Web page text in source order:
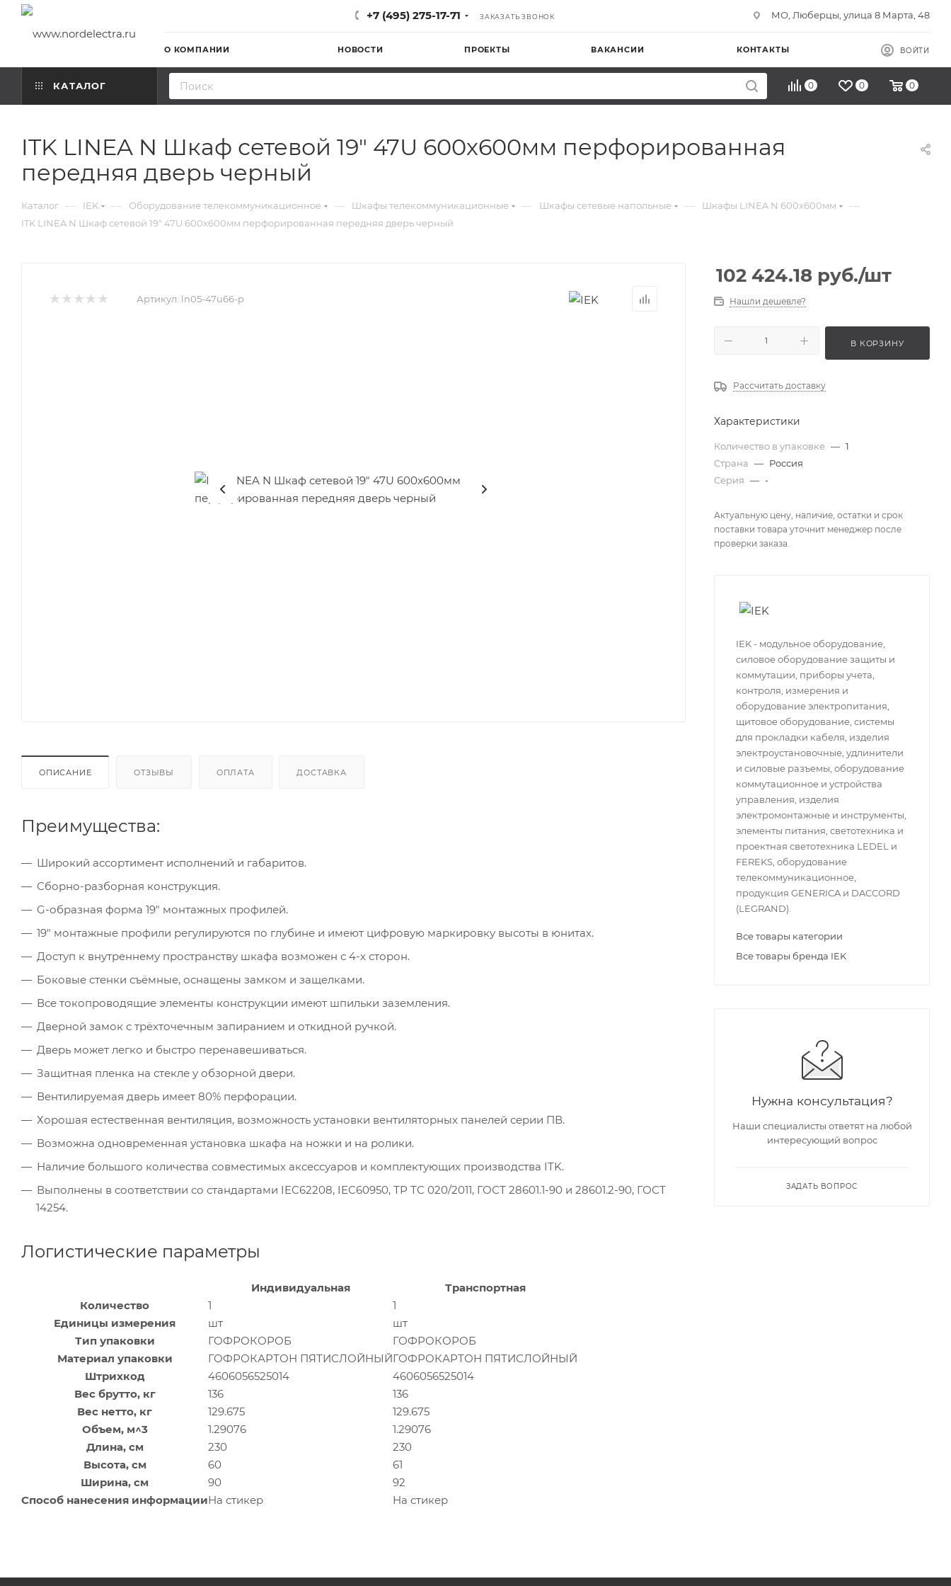
+7 (495) 275-17-71 ЗАКАЗАТЬ ЗВОНОК МО, Люберцы, улица 8 Марта, 48
О КОМПАНИИ НОВОСТИ ПРОЕКТЫ ВАКАНСИИ КОНТАКТЫ ВОЙТИ
КАТАЛОГ 0 0 0
ITK LINEA N Шкаф сетевой 19" 47U 600х600мм перфорированная
передняя дверь черный
Каталог — IEK — Оборудование телекоммуникационное — Шкафы телекоммуникационные — Шкафы сетевые напольные — Шкафы LINEA N 600х600мм —
ITK LINEA N Шкаф сетевой 19" 47U 600х600мм перфорированная передняя дверь черный
Артикул: ln05-47u66-p
ОПИСАНИЕ ОТЗЫВЫ ОПЛАТА ДОСТАВКА
Преимущества:
Широкий ассортимент исполнений и габаритов.
Сборно-разборная конструкция.
G-образная форма 19" монтажных профилей.
19" монтажные профили регулируются по глубине и имеют цифровую маркировку высоты в юнитах.
Доступ к внутреннему пространству шкафа возможен с 4-х сторон.
Боковые стенки съёмные, оснащены замком и защелками.
Все токопроводящие элементы конструкции имеют шпильки заземления.
Дверной замок с трёхточечным запиранием и откидной ручкой.
Дверь может легко и быстро перенавешиваться.
Защитная пленка на стекле у обзорной двери.
Вентилируемая дверь имеет 80% перфорации.
Хорошая естественная вентиляция, возможность установки вентиляторных панелей серии ПВ.
Возможна одновременная установка шкафа на ножки и на ролики.
Наличие большого количества совместимых аксессуаров и комплектующих производства ITK.
Выполнены в соответствии со стандартами IEC62208, IEC60950, ТР ТС 020/2011, ГОСТ 28601.1-90 и 28601.2-90, ГОСТ
14254.
Логистические параметры
Индивидуальная
Транспортная
Количество
1
1
Единицы измерения
шт
шт
Тип упаковки
ГОФРОКОРОБ
ГОФРОКОРОБ
Материал упаковки
ГОФРОКАРТОН ПЯТИСЛОЙНЫЙГОФРОКАРТОН ПЯТИСЛОЙНЫЙ
Штрихкод
4606056525014
4606056525014
Вес брутто, кг
136
136
Вес нетто, кг
129.675
129.675
Объем, м^3
1.29076
1.29076
Длина, см
230
230
Высота, см
60
61
Ширина, см
90
92
Способ нанесения информацииНа стикер На стикер
102 424.18 руб./шт
Нашли дешевле?
В КОРЗИНУ
Рассчитать доставку
Характеристики
Количество в упаковке — 1
Страна — Россия
Серия — -
Актуальную цену, наличие, остатки и срок
поставки товара уточнит менеджер после
проверки заказа.
IEK - модульное оборудование,
силовое оборудование защиты и
коммутации, приборы учета,
контроля, измерения и
оборудование электропитания,
щитовое оборудование, системы
для прокладки кабеля, изделия
электроустановочные, удлинители
и силовые разъемы, оборудование
коммутационное и устройства
управления, изделия
электромонтажные и инструменты,
элементы питания, светотехника и
проектная светотехника LEDEL и
FEREKS, оборудование
телекоммуникационное,
продукция GENERICA и DACCORD
(LEGRAND).
Все товары категории
Все товары бренда IEK
Нужна консультация?
Наши специалисты ответят на любой
интересующий вопрос
ЗАДАТЬ ВОПРОС